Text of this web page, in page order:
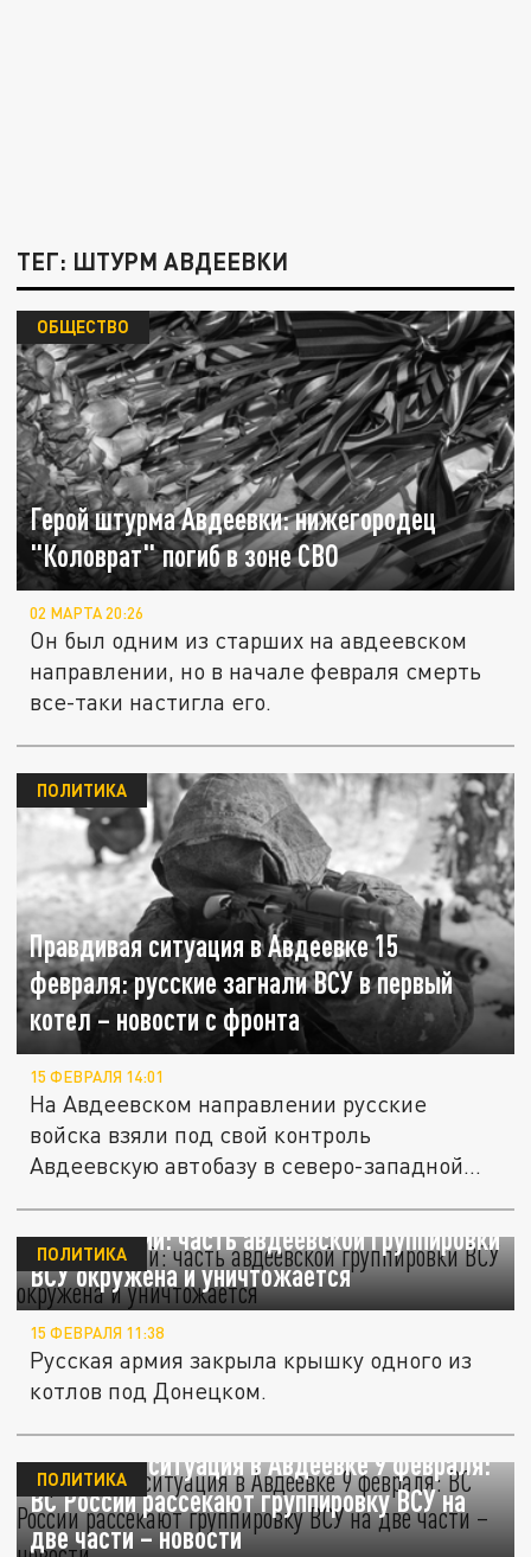
ТЕГ: ШТУРМ АВДЕЕВКИ
Герой штурма Авдеевки: нижегородец
"Коловрат" погиб в зоне СВО
ОБЩЕСТВО
02 МАРТА 20:26
Он был одним из старших на авдеевском
направлении, но в начале февраля смерть
все-таки настигла его.
Правдивая ситуация в Авдеевке 15
февраля: русские загнали ВСУ в первый
котел – новости с фронта
ПОЛИТИКА
15 ФЕВРАЛЯ 14:01
На Авдеевском направлении русские
войска взяли под свой контроль
Авдеевскую автобазу в северо-западной
Кимаковский: часть авдеевской группировки
ВСУ окружена и уничтожается
ПОЛИТИКА
15 ФЕВРАЛЯ 11:38
Русская армия закрыла крышку одного из
котлов под Донецком.
Правдивая ситуация в Авдеевке 9 февраля:
ВС России рассекают группировку ВСУ на
две части – новости
ПОЛИТИКА